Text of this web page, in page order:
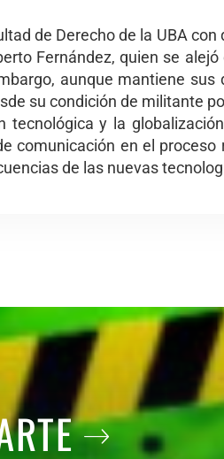
de Derecho de la UBA
Fernández, quien se
aunque mantiene sus
su condición de militante
tecnológica y la
comunicación en el
de las nuevas